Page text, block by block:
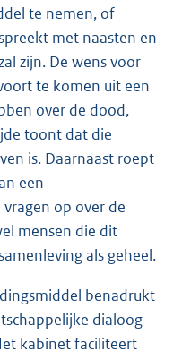
te nemen, of
met naasten en
zijn. De wens voor
te komen uit een
over de dood,
toont dat die
is. Daarnaast roept
een
op over de
mensen die dit
als geheel.
benadrukt
dialoog
kabinet faciliteert